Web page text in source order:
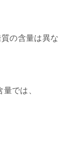
の含量は異な
では、